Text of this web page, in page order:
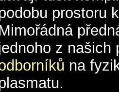
prostoru
z našich
na